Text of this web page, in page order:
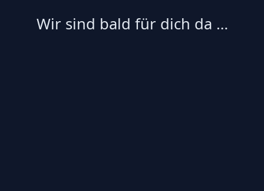
Wir sind bald für dich da …